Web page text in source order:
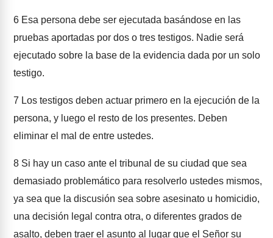
6 Esa persona debe ser ejecutada basándose en las
pruebas aportadas por dos o tres testigos. Nadie será
ejecutado sobre la base de la evidencia dada por un solo
testigo.
7 Los testigos deben actuar primero en la ejecución de la
persona, y luego el resto de los presentes. Deben
eliminar el mal de entre ustedes.
8 Si hay un caso ante el tribunal de su ciudad que sea
demasiado problemático para resolverlo ustedes mismos,
ya sea que la discusión sea sobre asesinato u homicidio,
una decisión legal contra otra, o diferentes grados de
asalto, deben traer el asunto al lugar que el Señor su